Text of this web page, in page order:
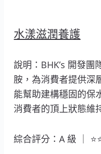
水漾滋潤養護
說明：BHK’s 開發
胺，為消費者提供深
能幫助建構穩固的保
消費者的頂上狀態維
綜合評分：A 級 ｜